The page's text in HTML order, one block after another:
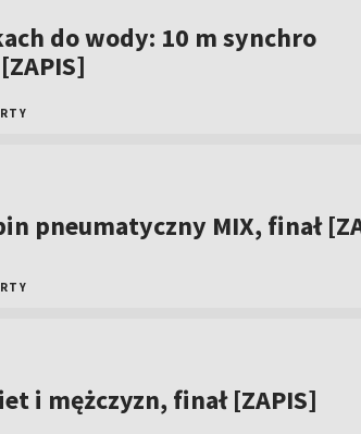
do wody: 10 m synchro
pneumatyczny MIX, finał
i mężczyzn, finał [ZAPIS]